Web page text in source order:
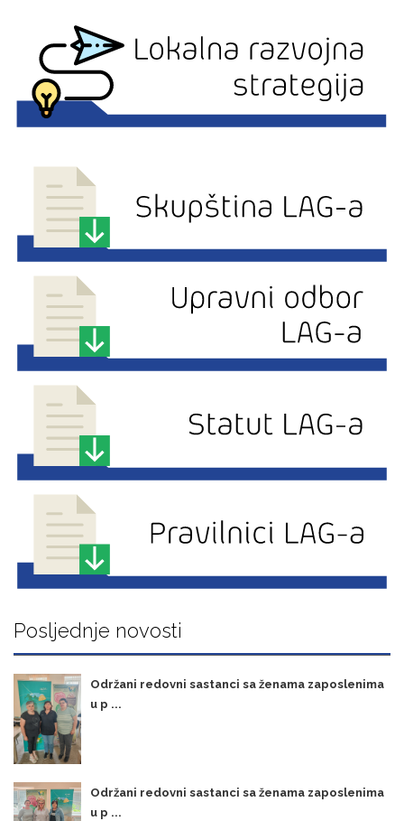
Posljednje novosti
Održani redovni sastanci sa ženama zaposlenima
u p ...
Održani redovni sastanci sa ženama zaposlenima
u p ...